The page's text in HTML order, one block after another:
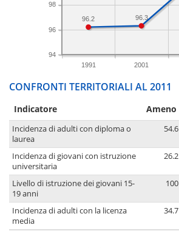
1991 2001
94
96
98
96.3
96.2
CONFRONTI TERRITORIALI AL 2011
Indicatore Ameno
Incidenza di adulti con diploma o
laurea
54.6
Incidenza di giovani con istruzione
universitaria
26.2
Livello di istruzione dei giovani 15-
19 anni
100
Incidenza di adulti con la licenza
media
34.7